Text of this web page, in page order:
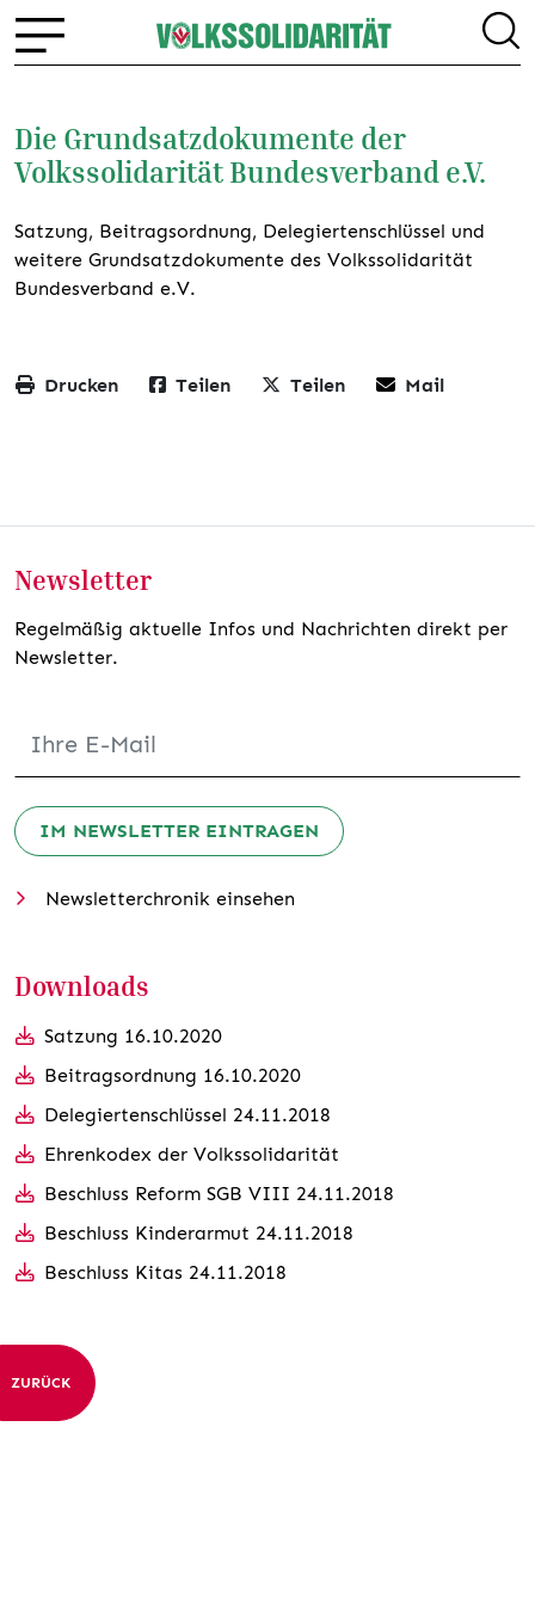
Die Grundsatzdokumente der
Volkssolidarität Bundesverband e.V.
Satzung, Beitragsordnung, Delegiertenschlüssel und
weitere Grundsatzdokumente des Volkssolidarität
Bundesverband e.V.
Drucken Teilen Teilen Mail
Newsletter
Regelmäßig aktuelle Infos und Nachrichten direkt per
Newsletter.
IM NEWSLETTER EINTRAGEN
Newsletterchronik einsehen
Downloads
Satzung 16.10.2020
Beitragsordnung 16.10.2020
Delegiertenschlüssel 24.11.2018
Ehrenkodex der Volkssolidarität
Beschluss Reform SGB VIII 24.11.2018
Beschluss Kinderarmut 24.11.2018
Beschluss Kitas 24.11.2018
ZURÜCK